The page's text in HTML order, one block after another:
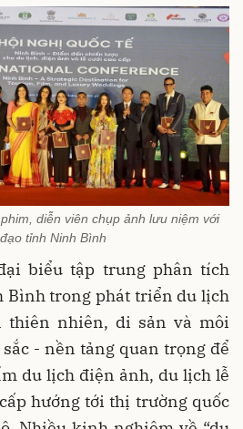
diễn viên chụp ảnh lưu niệm với
tỉnh Ninh Bình
biểu tập trung phân tích
Bình trong phát triển du lịch
thiên nhiên, di sản và môi
- nền tảng quan trọng để
du lịch điện ảnh, du lịch lễ
hướng tới thị trường quốc